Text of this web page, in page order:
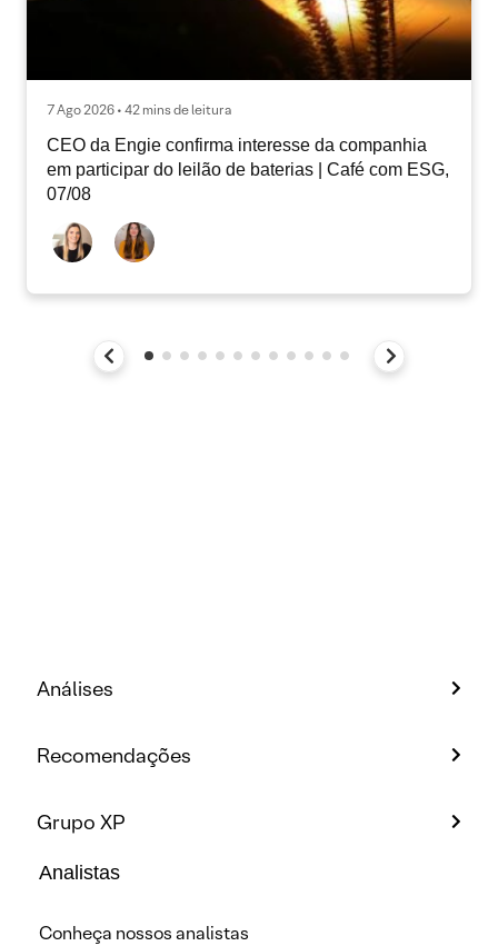
7 Ago 2026 • 42 mins de leitura
CEO da Engie confirma interesse da companhia
em participar do leilão de baterias | Café com ESG,
07/08
Análises
Recomendações
Grupo XP
Analistas
Conheça nossos analistas